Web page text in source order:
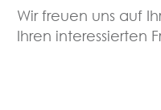
Wir freuen uns auf
Ihren interessierten